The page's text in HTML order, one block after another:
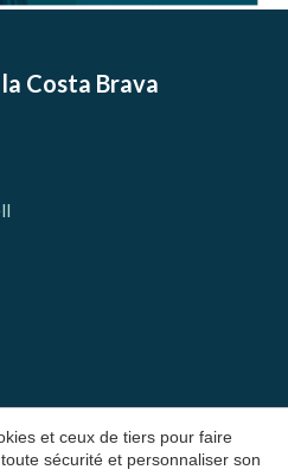
Costa Brava
et ceux de tiers pour faire
sécurité et personnaliser son